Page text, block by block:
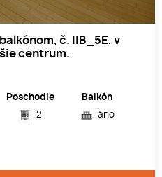
č. IIB_5E, v
centrum.
Poschodie
2
Balkón
áno